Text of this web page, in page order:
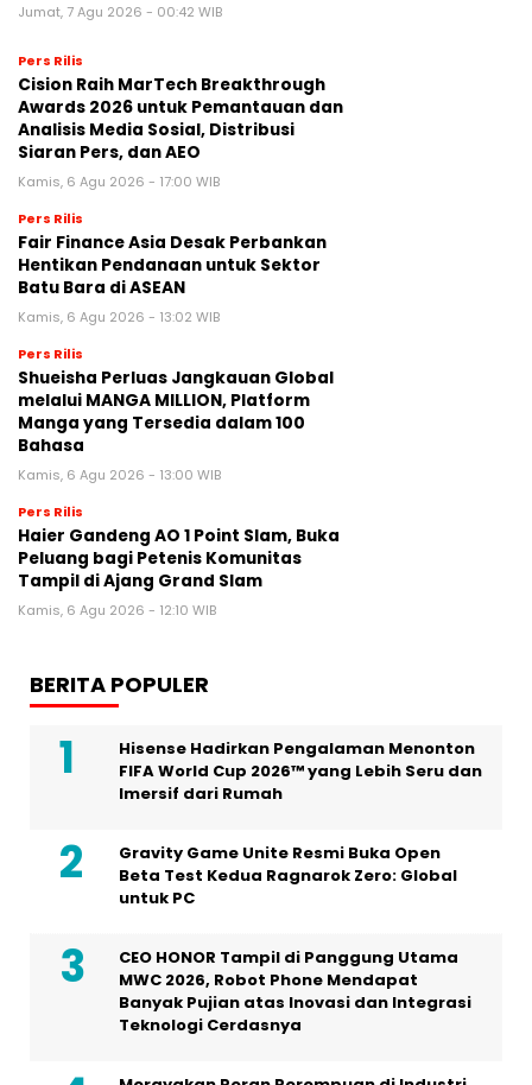
Jumat, 7 Agu 2026 - 00:42 WIB
Pers Rilis
Cision Raih MarTech Breakthrough
Awards 2026 untuk Pemantauan dan
Analisis Media Sosial, Distribusi
Siaran Pers, dan AEO
Kamis, 6 Agu 2026 - 17:00 WIB
Pers Rilis
Fair Finance Asia Desak Perbankan
Hentikan Pendanaan untuk Sektor
Batu Bara di ASEAN
Kamis, 6 Agu 2026 - 13:02 WIB
Pers Rilis
Shueisha Perluas Jangkauan Global
melalui MANGA MILLION, Platform
Manga yang Tersedia dalam 100
Bahasa
Kamis, 6 Agu 2026 - 13:00 WIB
Pers Rilis
Haier Gandeng AO 1 Point Slam, Buka
Peluang bagi Petenis Komunitas
Tampil di Ajang Grand Slam
Kamis, 6 Agu 2026 - 12:10 WIB
BERITA POPULER
Hisense Hadirkan Pengalaman Menonton
FIFA World Cup 2026™ yang Lebih Seru dan
Imersif dari Rumah
Gravity Game Unite Resmi Buka Open
Beta Test Kedua Ragnarok Zero: Global
untuk PC
CEO HONOR Tampil di Panggung Utama
MWC 2026, Robot Phone Mendapat
Banyak Pujian atas Inovasi dan Integrasi
Teknologi Cerdasnya